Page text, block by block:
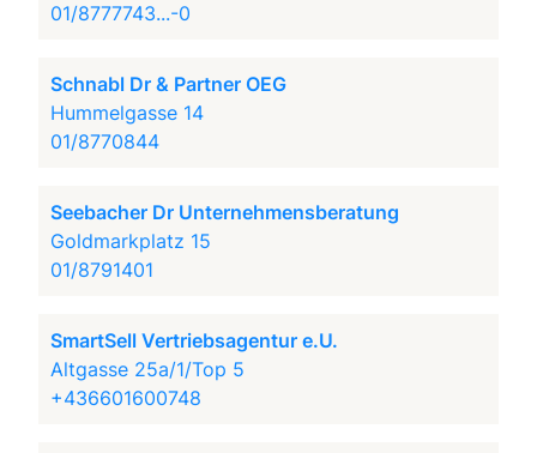
01/8777743...-0
Schnabl Dr & Partner OEG
Hummelgasse 14
01/8770844
Seebacher Dr Unternehmensberatung
Goldmarkplatz 15
01/8791401
SmartSell Vertriebsagentur e.U.
Altgasse 25a/1/Top 5
+436601600748